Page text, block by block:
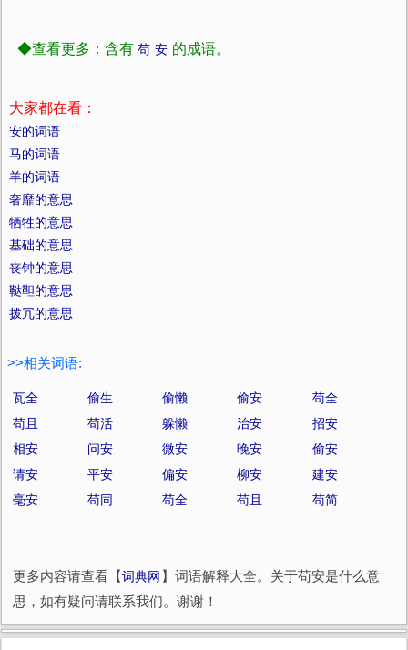
◆查看更多：含有 苟 安 的成语。
大家都在看：
安的词语
马的词语
羊的词语
奢靡的意思
牺牲的意思
基础的意思
丧钟的意思
鞑靼的意思
拨冗的意思
>>相关词语:
瓦全 偷生 偷懒 偷安
苟全
苟且
苟活 躲懒 治安
招安
相安
问安 微安 晚安
偷安
请安
平安 偏安 柳安
建安
毫安
苟同 苟全 苟且 苟简
更多内容请查看【词典网 】词语解释大全。关于苟安是什么意
思，如有疑问请联系我们。谢谢！